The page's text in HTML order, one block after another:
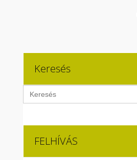
Keresés
Search
for:
FELHÍVÁS